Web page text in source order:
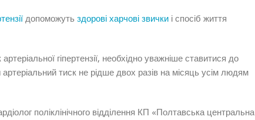
допоможуть здорові харчові звички і спосіб життя
гіпертензії, необхідно уважніше ставитися до
артеріальний тиск не рідше двох разів на місяць усім людям
поліклінічного відділення КП «Полтавська центральна